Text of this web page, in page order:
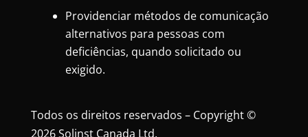
Providenciar métodos de comunicação
alternativos para pessoas com
deficiências, quando solicitado ou
exigido.
Todos os direitos reservados – Copyright ©
2026 Solinst Canada Ltd.